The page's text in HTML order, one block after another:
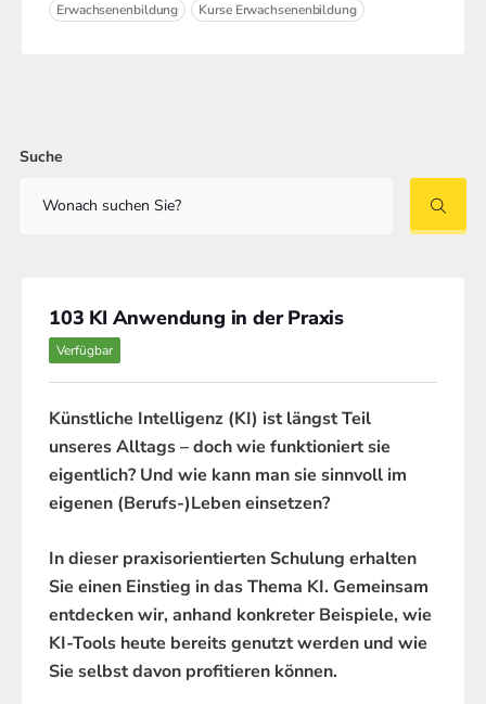
Erwachsenenbildung Kurse Erwachsenenbildung
Suche
103 KI Anwendung in der Praxis
Verfügbar
Künstliche Intelligenz (KI) ist längst Teil
unseres Alltags – doch wie funktioniert sie
eigentlich? Und wie kann man sie sinnvoll im
eigenen (Berufs-)Leben einsetzen?
In dieser praxisorientierten Schulung erhalten
Sie einen Einstieg in das Thema KI. Gemeinsam
entdecken wir, anhand konkreter Beispiele, wie
KI-Tools heute bereits genutzt werden und wie
Sie selbst davon profitieren können.